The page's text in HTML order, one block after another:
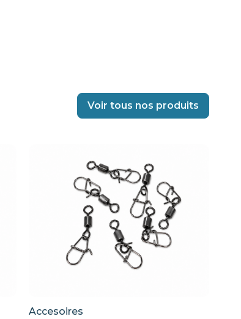
Voir tous nos produits
Accesoires